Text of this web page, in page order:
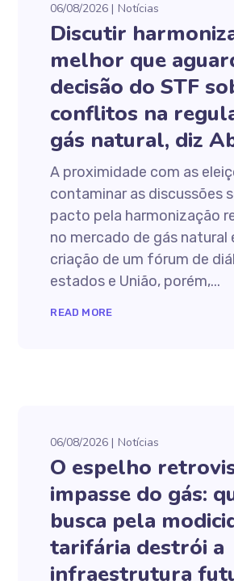
06/08/2026 Notícias
Discutir
melhor que
decisão do STF
conflitos na
gás natural, diz
A proximidade com as
contaminar as discussões
pacto pela harmonização
no mercado de gás natural
criação de um fórum de
estados e União, porém,...
READ MORE
06/08/2026 Notícias
O espelho
impasse do gás:
busca pela
tarifária destrói a
infraestrutura